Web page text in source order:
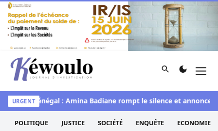
Aller au contenu
Kéwoulo, le premier site d'information et d'investigation
Rechercher
URGENT
Miss Sénégal : Amina Badiane rompt le silence et annonce
POLITIQUE JUSTICE SOCIÉTÉ ENQUÊTE ECONOMIE